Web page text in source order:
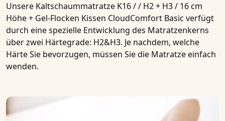
Unsere Kaltschaummatratze K16 / / H2 + H3 / 16 cm
Höhe + Gel-Flocken Kissen CloudComfort Basic verfügt
durch eine spezielle Entwicklung des Matratzenkerns
über zwei Härtegrade: H2&H3. Je nachdem, welche
Härte Sie bevorzugen, müssen Sie die Matratzeeinfach
wenden.